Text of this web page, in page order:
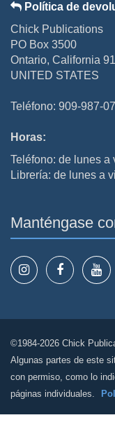
Política de
Chick Publications
PO Box 3500
Ontario, California
UNITED STATES
Teléfono: 909-987-
Horas:
Teléfono: de lunes a
Librería: de lunes a
Manténgase
©1984-2026 Chick
Algunas partes de este
con permiso, como lo
páginas individuales.